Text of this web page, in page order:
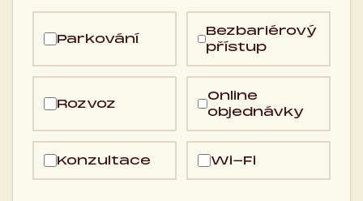
Parkování
Bezbariérový
přístup
Rozvoz
Online
objednávky
Konzultace Wi-Fi